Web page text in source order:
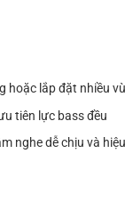
hoặc lắp đặt nhiều
tiên lực bass đều
nghe dễ chịu và